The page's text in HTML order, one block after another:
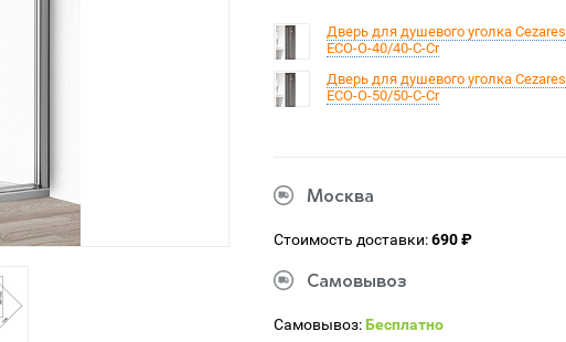
Дверь для душевого уголка Cezares
ECO-O-40/40-C-Cr
Дверь для душевого уголка Cezares
ECO-O-50/50-C-Cr
Москва
Стоимость доставки:690 ₽
Самовывоз
Самовывоз:Бесплатно